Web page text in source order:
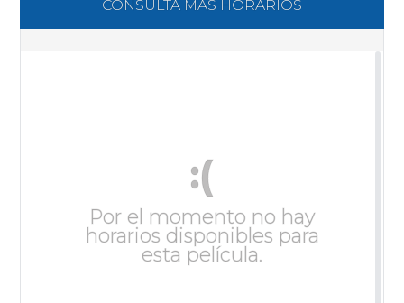
CONSULTA MÁS HORARIOS
:(
Por el momento no hay
horarios disponibles para
esta película.